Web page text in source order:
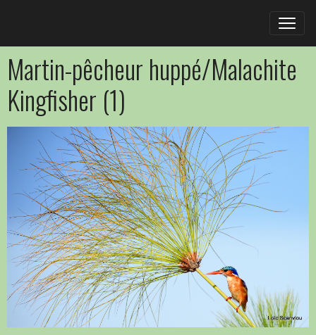
Martin-pêcheur huppé/Malachite
Kingfisher (1)